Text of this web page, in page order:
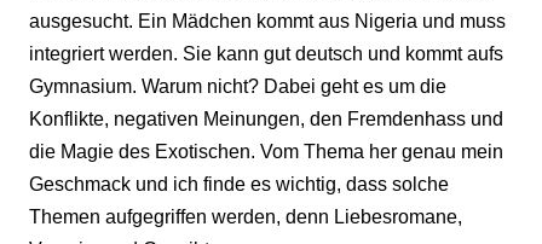
ausgesucht. Ein Mädchen kommt aus Nigeria und muss
integriert werden. Sie kann gut deutsch und kommt aufs
Gymnasium. Warum nicht? Dabei geht es um die
Konflikte, negativen Meinungen, den Fremdenhass und
die Magie des Exotischen. Vom Thema her genau mein
Geschmack und ich finde es wichtig, dass solche
Themen aufgegriffen werden, denn Liebesromane,